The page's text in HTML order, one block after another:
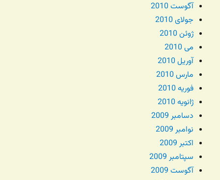
آگوست 2010
جولای 2010
ژوئن 2010
می 2010
آوریل 2010
مارس 2010
فوریه 2010
ژانویه 2010
دسامبر 2009
نوامبر 2009
اکتبر 2009
سپتامبر 2009
آگوست 2009